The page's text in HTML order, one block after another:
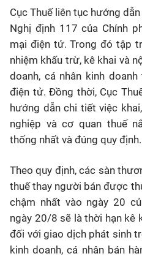
Cục Thuế liên tục hướng
Nghị định 117 của Chính
mại điện tử. Trong đó tập
nhiệm khấu trừ, kê khai và
doanh, cá nhân kinh
điện tử. Đồng thời, Cục
hướng dẫn chi tiết việc
nghiệp và cơ quan thuế
thống nhất và đúng quy định.
Theo quy định, các sàn
thuế thay người bán được
chậm nhất vào ngày 20
ngày 20/8 sẽ là thời hạn kê
đối với giao dịch phát sinh
kinh doanh, cá nhân bán